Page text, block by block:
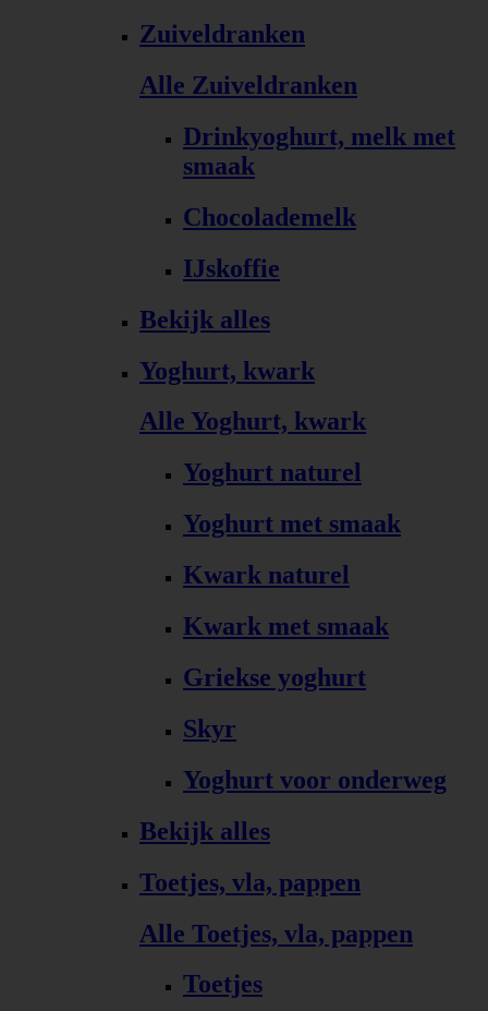
Zuiveldranken
Alle Zuiveldranken
Drinkyoghurt, melk met
smaak
Chocolademelk
IJskoffie
Bekijk alles
Yoghurt, kwark
Alle Yoghurt, kwark
Yoghurt naturel
Yoghurt met smaak
Kwark naturel
Kwark met smaak
Griekse yoghurt
Skyr
Yoghurt voor onderweg
Bekijk alles
Toetjes, vla, pappen
Alle Toetjes, vla, pappen
Toetjes